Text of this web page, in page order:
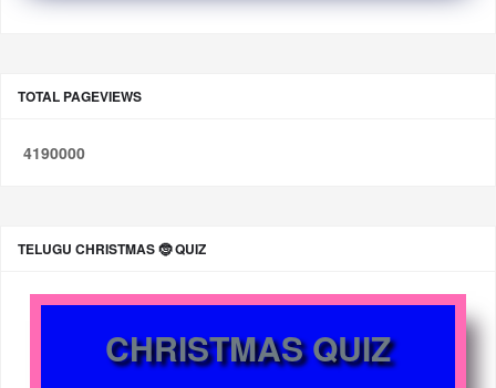
TOTAL PAGEVIEWS
4190000
TELUGU CHRISTMAS 🤶 QUIZ
CHRISTMAS QUIZ